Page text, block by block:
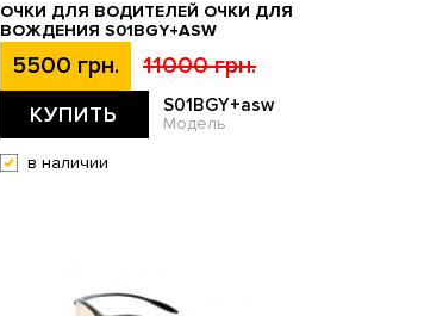
ОЧКИ ДЛЯ ВОДИТЕЛЕЙ ОЧКИ ДЛЯ
ВОЖДЕНИЯ S01BGY+ASW
5500 грн. 11000 грн.
КУПИТЬ S01BGY+asw
Модель
в наличии